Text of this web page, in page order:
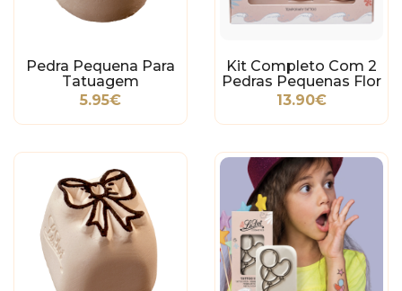
Pedra Pequena Para
Tatuagem
Temporária - Estrela
5.95€
Kit Completo Com 2
Pedras Pequenas Flor
E Estrela
13.90€